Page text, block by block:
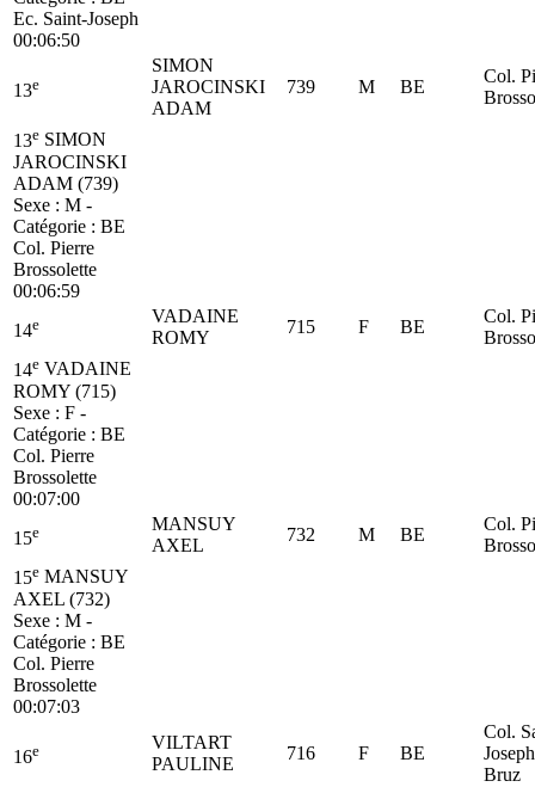
Ec. Saint-Joseph
00:06:50
13e
SIMON
JAROCINSKI
ADAM
739 M BE
Col.
13e SIMON
JAROCINSKI
ADAM (739)
Sexe : M -
Catégorie : BE
Col. Pierre
Brossolette
00:06:59
14e
VADAINE
ROMY
715 F BE
Col.
14e VADAINE
ROMY (715)
Sexe : F -
Catégorie : BE
Col. Pierre
Brossolette
00:07:00
15e
MANSUY
AXEL
732 M BE
Col.
15e MANSUY
AXEL (732)
Sexe : M -
Catégorie : BE
Col. Pierre
Brossolette
00:07:03
16e
VILTART
PAULINE
716 F BE
Col.
Joseph
Bruz